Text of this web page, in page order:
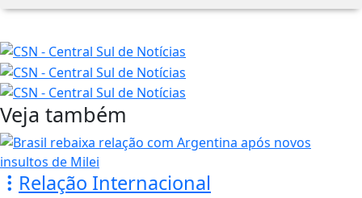
Veja também
Relação Internacional